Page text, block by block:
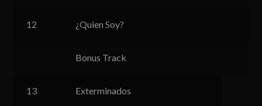
12 ¿Quien Soy?
Bonus Track
13 Exterminados